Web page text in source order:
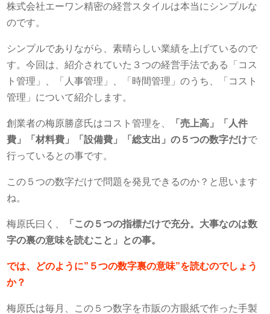
株式会社エーワン精密の経営スタイルは本当にシンプルな
のです。
シンプルでありながら、素晴らしい業績を上げているので
す。今回は、紹介されていた３つの経営手法である「コス
ト管理」、「人事管理」、「時間管理」のうち、「コスト
管理」について紹介します。
創業者の梅原勝彦氏はコスト管理を、
「売上高」「人件
費」「材料費」「設備費」「総支出」の５つの数字だけで
行っているとの事です。
この５つの数字だけで問題を発見できるのか？と思います
ね。
梅原氏曰く、
「この５つの指標だけで充分。大事なのは数
字の裏の意味を読むこと」との事。
では、どのように”５つの数字裏の意味”を読むのでしょう
か？
梅原氏は毎月、この５つ数字を市販の方眼紙で作った手製